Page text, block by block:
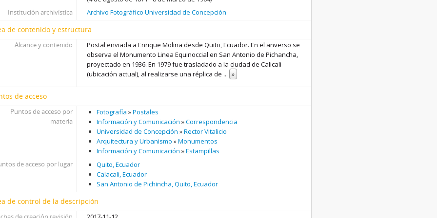
Institución archivística
Archivo Fotográfico Universidad de Concepción
de contenido y estructura
Alcance y contenido
Postal enviada a Enrique Molina desde Quito, Ecuador. En el anverso se
observa el Monumento Linea Equinoccial en San Antonio de Pichancha,
proyectado en 1936. En 1979 fue trasladado a la ciudad de Calicali
(ubicación actual), al realizarse una réplica de ... »
de acceso
Puntos de acceso por
materia
Fotografía »Postales
Información y Comunicación »Correspondencia
Universidad de Concepción »Rector Vitalicio
Arquitectura y Urbanismo »Monumentos
Información y Comunicación »Estampillas
de acceso por lugar
Quito, Ecuador
Calacali, Ecuador
San Antonio de Pichincha, Quito, Ecuador
de control de la descripción